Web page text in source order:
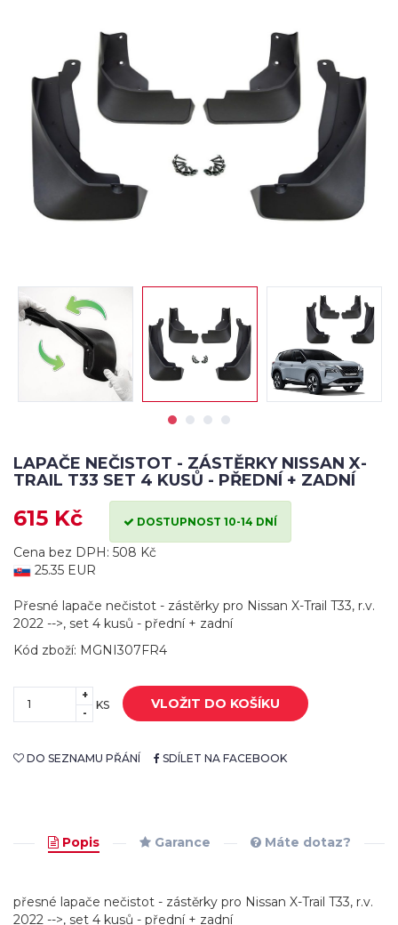
LAPAČE NEČISTOT - ZÁSTĚRKY NISSAN X-
TRAIL T33 SET 4 KUSŮ - PŘEDNÍ + ZADNÍ
615 Kč DOSTUPNOST 10-14 DNÍ
Cena bez DPH: 508 Kč
25.35 EUR
Přesné lapače nečistot - zástěrky pro Nissan X-Trail T33, r.v.
2022 -->, set 4 kusů - přední + zadní
Kód zboží: MGNI307FR4
+
-
KS VLOŽIT DO KOŠÍKU
DO SEZNAMU PŘÁNÍ SDÍLET NA FACEBOOK
Popis Garance Máte dotaz?
přesné lapače nečistot - zástěrky pro Nissan X-Trail T33, r.v.
2022 -->, set 4 kusů - přední + zadní